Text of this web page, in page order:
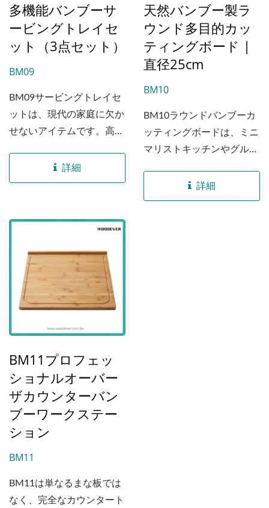
多機能バンブーサ
ービングトレイセ
ット（3点セット）
BM09
BM09サービングトレイセ
ットは、現代の家庭に欠か
せないアイテムです。高品
ら作られたこの3サイズの
セットは、ミニマリストデ
コースのディナー、アフタ
ヌーンティーを提供する際
や、単にリビングスペース
を整理する際にも、これら
のトレイは軽量で扱いやす
備えた完璧なバランスを提
詳細
天然バンブー製ラ
ウンド多目的カッ
ティングボード |
直径25cm
BM10
BM10ラウンドバンブーカ
ッティングボードは、ミニ
マリストキッチンやグルメ
す。高品質で環境に優しい
バンブーから作られたこの
詳細
BM11プロフェッ
ショナルオーバー
ザカウンターバン
ブーワークステー
ション
BM11
BM11は単なるまな板では
なく、完全なカウンタート